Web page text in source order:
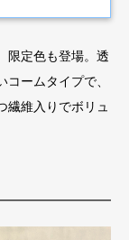
限定色も登場。透
ームタイプで、
繊維入りでボリュ